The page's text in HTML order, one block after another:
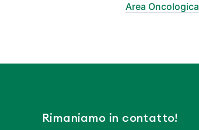
Area Oncologica
Rimaniamo in contatto!